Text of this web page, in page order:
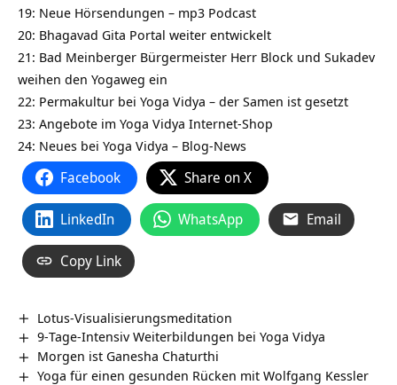
19: Neue Hörsendungen – mp3 Podcast
20: Bhagavad Gita Portal weiter entwickelt
21: Bad Meinberger Bürgermeister Herr Block und Sukadev
weihen den Yogaweg ein
22: Permakultur bei Yoga Vidya – der Samen ist gesetzt
23: Angebote im Yoga Vidya Internet-Shop
24: Neues bei Yoga Vidya – Blog-News
Facebook Share on X
LinkedIn WhatsApp Email
Copy Link
Lotus-Visualisierungsmeditation
9-Tage-Intensiv Weiterbildungen bei Yoga Vidya
Morgen ist Ganesha Chaturthi
Yoga für einen gesunden Rücken mit Wolfgang Kessler